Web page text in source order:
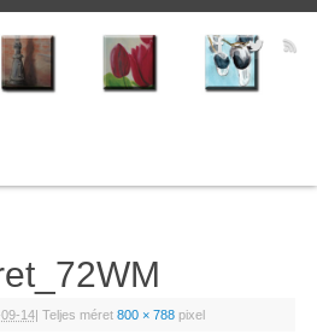
14| Teljes méret 800 × 788pixel